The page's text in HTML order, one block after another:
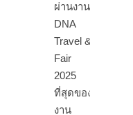
ผ่านงาน
DNA
Travel &
Fair
2025
ที่สุดของ
งาน